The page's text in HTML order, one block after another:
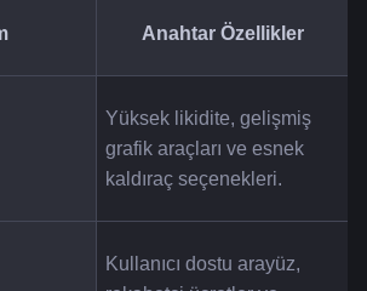
Anahtar Özellikler
Yüksek likidite, gelişmiş
grafik araçları ve esnek
kaldıraç seçenekleri.
Kullanıcı dostu arayüz,